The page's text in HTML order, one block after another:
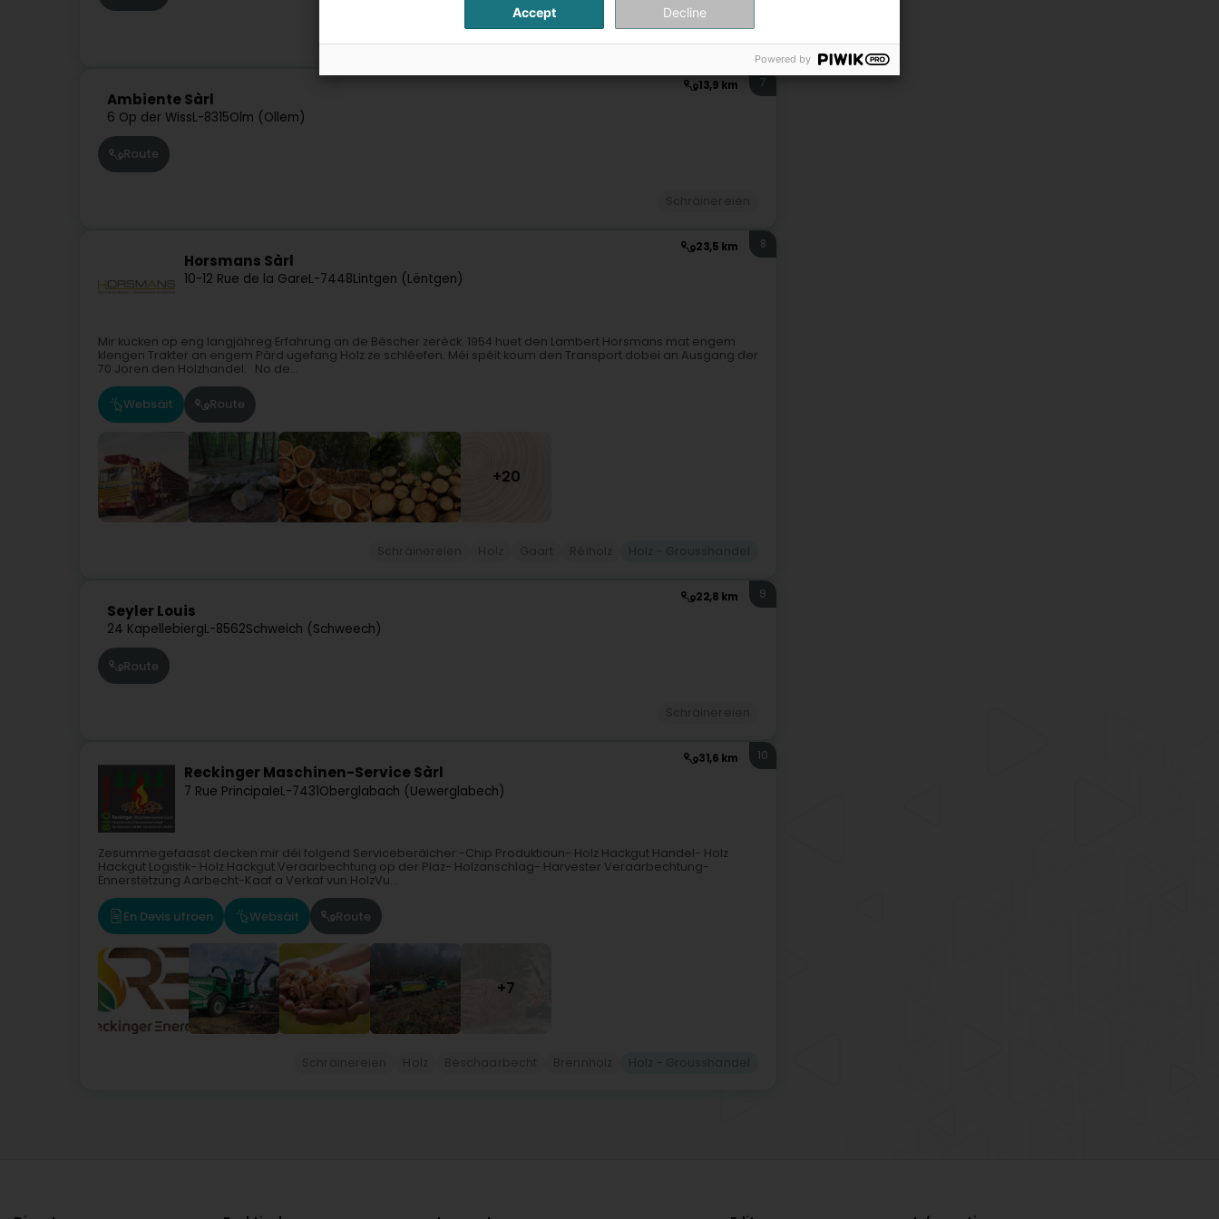
13,9 km
Ambiente Sàrl
6 Op der WissL-8315Olm (Ollem)
7
Route
23,5 km
Horsmans Sàrl
10-12 Rue de la GareL-7448Lintgen (Lëntgen)
8
Mir kucken op eng langjähreg Erfahrung an de Bëscher zerèck. 1954 huet den Lambert Horsmans mat engem
klengen Trakter an engem Pärd ugefang Holz ze schléefen. Méi spéit koum den Transport dobei an Ausgang der
70 Joren den Holzhandel. No de...
Websäit Route
+20
22,8 km
Seyler Louis
24 KapellebiergL-8562Schweich (Schweech)
9
Route
31,6 km
Reckinger Maschinen-Service Sàrl
7 Rue PrincipaleL-7431Oberglabach (Uewerglabech)
10
Zesummegefaasst decken mir déi folgend Serviceberäicher:-Chip Produktioun- Holz Hackgut Handel- Holz
Hackgut Logistik- Holz Hackgut Veraarbechtung op der Plaz- Holzanschlag- Harvester Veraarbechtung-
Ënnerstëtzung Aarbecht-Kaaf a Verkaf vun HolzVu...
En Devis ufroen Websäit Route
+7
Accept Decline
Powered by